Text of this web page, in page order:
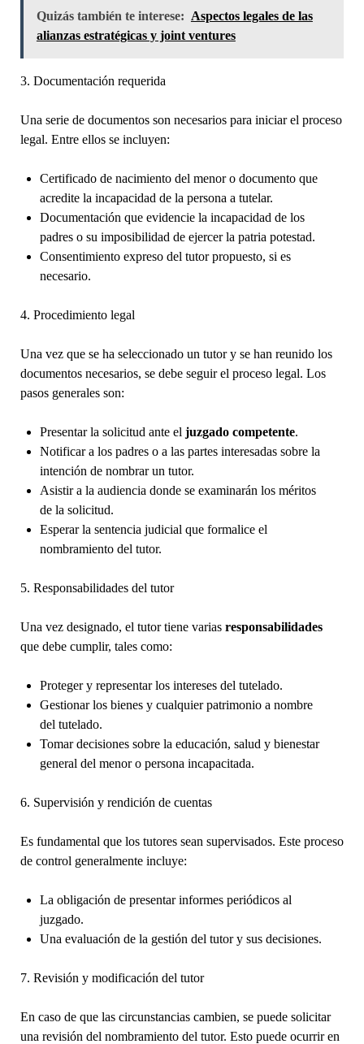
Quizás también te interese: Aspectos legales de las
alianzas estratégicas y joint ventures
3. Documentación requerida
Una serie de documentos son necesarios para iniciar el proceso
legal. Entre ellos se incluyen:
Certificado de nacimiento del menor o documento que
acredite la incapacidad de la persona a tutelar.
Documentación que evidencie la incapacidad de los
padres o su imposibilidad de ejercer la patria potestad.
Consentimiento expreso del tutor propuesto, si es
necesario.
4. Procedimiento legal
Una vez que se ha seleccionado un tutor y se han reunido los
documentos necesarios, se debe seguir el proceso legal. Los
pasos generales son:
Presentar la solicitud ante el juzgado competente.
Notificar a los padres o a las partes interesadas sobre la
intención de nombrar un tutor.
Asistir a la audiencia donde se examinarán los méritos
de la solicitud.
Esperar la sentencia judicial que formalice el
nombramiento del tutor.
5. Responsabilidades del tutor
Una vez designado, el tutor tiene varias responsabilidades
que debe cumplir, tales como:
Proteger y representar los intereses del tutelado.
Gestionar los bienes y cualquier patrimonio a nombre
del tutelado.
Tomar decisiones sobre la educación, salud y bienestar
general del menor o persona incapacitada.
6. Supervisión y rendición de cuentas
Es fundamental que los tutores sean supervisados. Este proceso
de control generalmente incluye:
La obligación de presentar informes periódicos al
juzgado.
Una evaluación de la gestión del tutor y sus decisiones.
7. Revisión y modificación del tutor
En caso de que las circunstancias cambien, se puede solicitar
una revisión del nombramiento del tutor. Esto puede ocurrir en